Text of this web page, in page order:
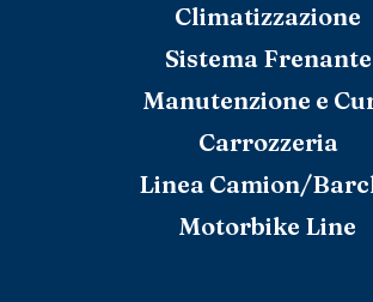
Climatizzazione
Sistema Frenante
Manutenzione e
Carrozzeria
Linea Camion/
Motorbike Line